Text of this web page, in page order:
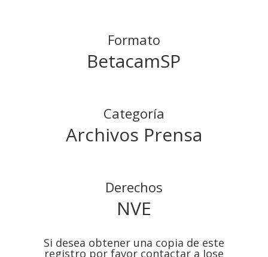
Formato
BetacamSP
Categoría
Archivos Prensa
Derechos
NVE
Si desea obtener una copia de este
registro por favor contactar a Jose